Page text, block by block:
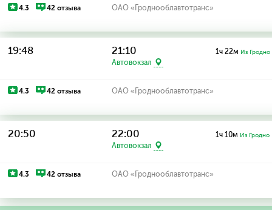
4.3 42 отзыва ОАО «Гроднооблавтотранс»
19:48 21:10
Автовокзал
1ч 22м Из Гродно
4.3 42 отзыва ОАО «Гроднооблавтотранс»
20:50 22:00
Автовокзал
1ч 10м Из Гродно
4.3 42 отзыва ОАО «Гроднооблавтотранс»